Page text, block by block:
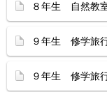
８年生 自然教
９年生 修学旅行
９年生 修学旅行